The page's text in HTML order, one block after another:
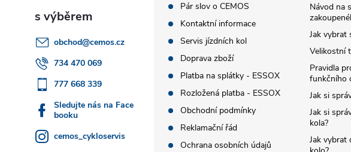
obchod@cemos.cz
734 470 069
777 668 339
Sledujte nás na Face
booku
cemos_cykloservis
Pár slov o CEMOS
Kontaktní informace
Servis jízdních kol
Doprava zboží
Platba na splátky - ESSOX
Rozložená platba - ESSOX
Obchodní podmínky
Reklamační řád
Ochrana osobních údajů
Návod na
Jak vybrat
Velikostní
Pravidla
funkčního
Jak si
Jak si
kola?
Jak vybrat